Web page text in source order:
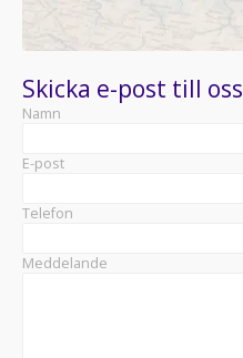
Skicka e-post till oss
Namn
E-post
Telefon
Meddelande